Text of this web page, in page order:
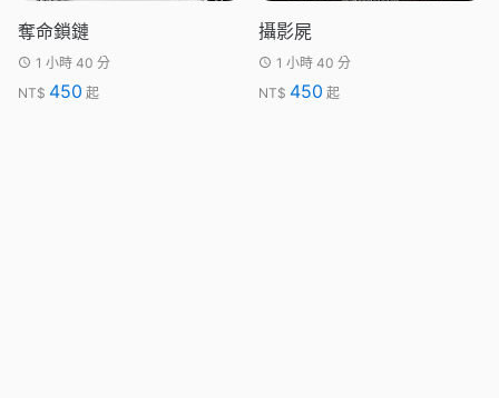
奪命鎖鏈
1 小時 40 分
NT$ 450 起
攝影屍
1 小時 40 分
NT$ 450 起